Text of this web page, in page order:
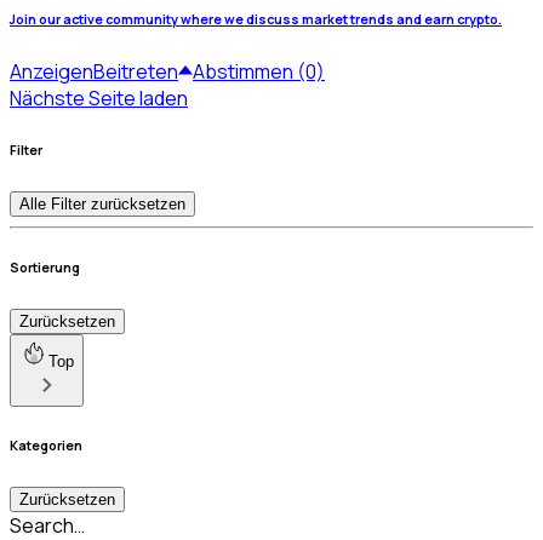
Join our active community where we discuss market trends and earn crypto.
AnzeigenBeitreten Abstimmen (0)
Nächste Seite laden
Filter
Alle Filter zurücksetzen
Sortierung
Zurücksetzen
Top
Kategorien
Zurücksetzen
Search…